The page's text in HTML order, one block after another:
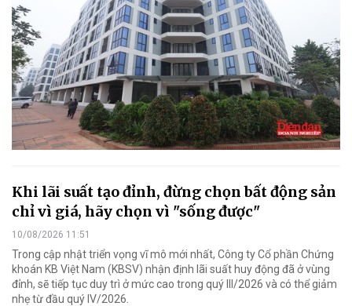
Khi lãi suất tạo đỉnh, đừng chọn bất động sản
chỉ vì giá, hãy chọn vì "sống được"
10/08/2026 11:51
Trong cập nhật triển vọng vĩ mô mới nhất, Công ty Cổ phần Chứng
khoán KB Việt Nam (KBSV) nhận định lãi suất huy động đã ở vùng
đỉnh, sẽ tiếp tục duy trì ở mức cao trong quý III/2026 và có thể giảm
nhẹ từ đầu quý IV/2026.